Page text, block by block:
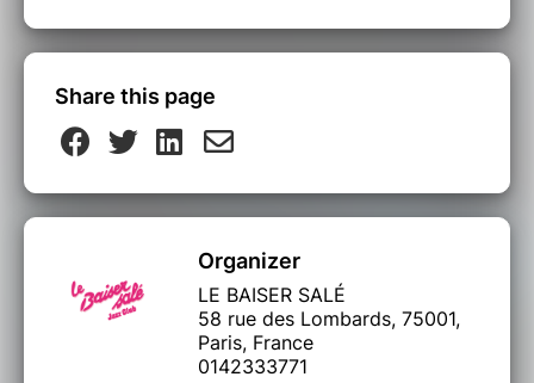
Share this page
Organizer
LE BAISER SALÉ
58 rue des Lombards, 75001,
Paris, France
0142333771